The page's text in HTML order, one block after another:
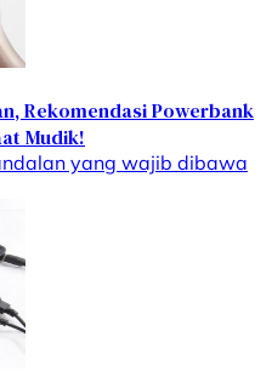
Rekomendasi Powerbank
Mudik!
yang wajib dibawa